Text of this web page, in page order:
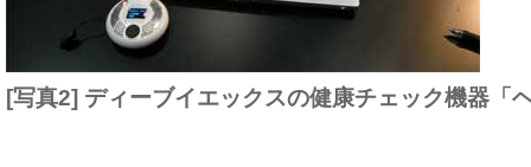
[写真2] ディーブイエックスの健康チェック機器「